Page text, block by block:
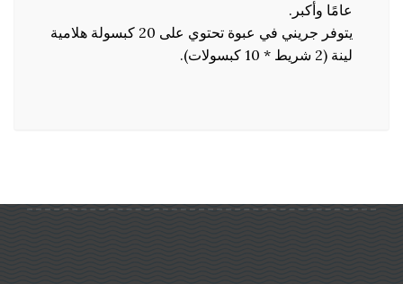
عامًا وأكبر.
يتوفر جريني في عبوة تحتوي على 20 كبسولة هلامية
لينة (2 شريط * 10 كبسولات).